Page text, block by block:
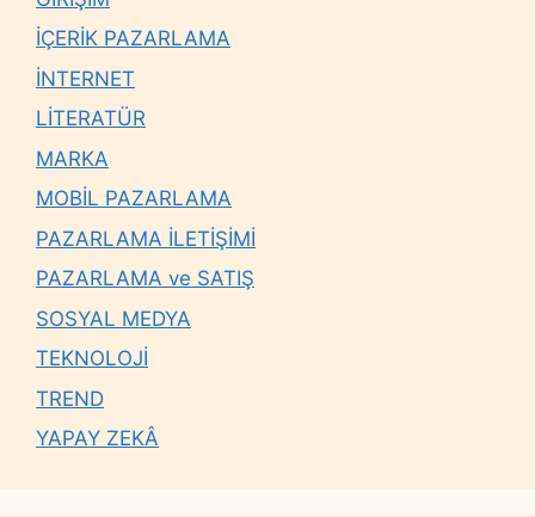
İÇERİK PAZARLAMA
İNTERNET
LİTERATÜR
MARKA
MOBİL PAZARLAMA
PAZARLAMA İLETİŞİMİ
PAZARLAMA ve SATIŞ
SOSYAL MEDYA
TEKNOLOJİ
TREND
YAPAY ZEKÂ